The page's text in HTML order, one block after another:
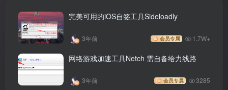
完美可用的iOS自签工具Sideloadly
3年前 会员专属 1.7W+
网络游戏加速工具Netch 需自备给力线路
3年前 会员专属 3285